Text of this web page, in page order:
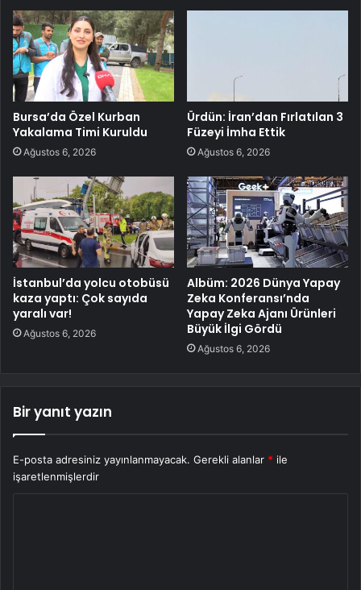
Bursa’da Özel Kurban
Yakalama Timi Kuruldu
Ağustos 6, 2026
Ürdün: İran’dan Fırlatılan 3
Füzeyi İmha Ettik
Ağustos 6, 2026
İstanbul’da yolcu otobüsü
kaza yaptı: Çok sayıda
yaralı var!
Ağustos 6, 2026
Albüm: 2026 Dünya Yapay
Zeka Konferansı’nda
Yapay Zeka Ajanı Ürünleri
Büyük İlgi Gördü
Ağustos 6, 2026
Bir yanıt yazın
E-posta adresiniz yayınlanmayacak. Gerekli alanlar * ile
işaretlenmişlerdir